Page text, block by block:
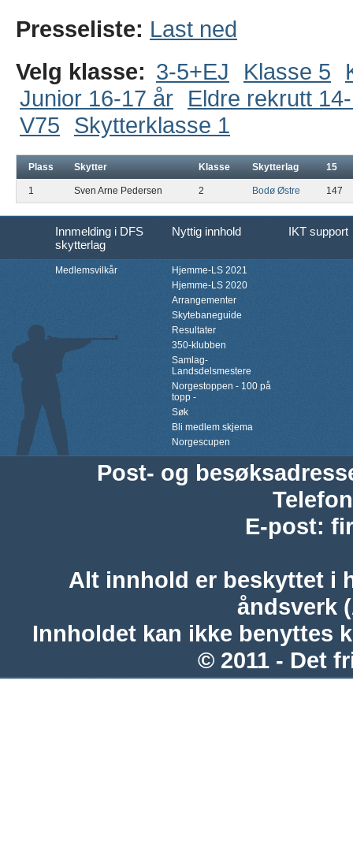
Presseliste: Last ned
Velg klasse: 3-5+EJ Klasse 5
Junior 16-17 år
Eldre rekrutt
V75
Skytterklasse 1
Plass Skytter Klasse Skytterlag 15
1 Sven Arne Pedersen 2 Bodø Østre 147
Innmelding i DFS
skytterlag
Nyttig innhold IKT support
Medlemsvilkår
Hjemme-LS 2021
Hjemme-LS 2020
Arrangementer
Skytebaneguide
Resultater
350-klubben
Samlag-
Landsdelsmestere
Norgestoppen - 100 på
topp -
Søk
Bli medlem skjema
Norgescupen
Post- og
Telefon
E-post:
Alt innhold er beskyttet i
åndsverk
Innholdet kan ikke benyttes
© 2011 - Det